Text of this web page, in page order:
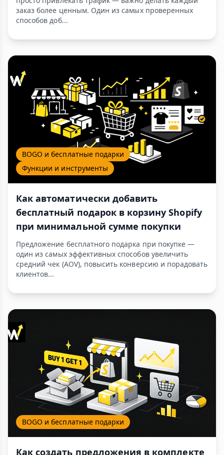
заказ более ценным. Один из самых проверенных
способов доб...
BOGO и бесплатные подарки
Функции и инструменты
Как автоматически добавить
бесплатный подарок в корзину Shopify
при минимальной сумме покупки
Предложение бесплатного подарка при покупке —
один из самых эффективных способов увеличить
средний чек (AOV), повысить конверсию и порадовать
клиентов...
BOGO и бесплатные подарки
Как создать предложения в комплекте